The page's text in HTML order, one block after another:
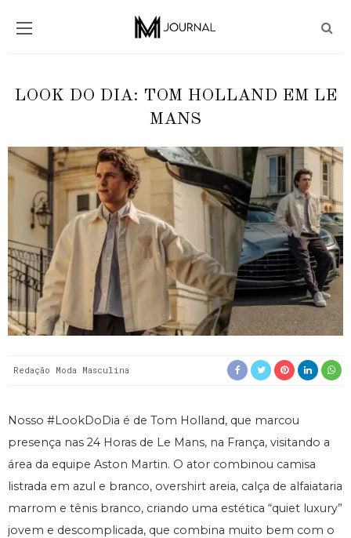
LOOK DO DIA: TOM HOLLAND EM LE
MANS
Redação Moda Masculina
Nosso #LookDoDia é de Tom Holland, que marcou
presença nas 24 Horas de Le Mans, na França, visitando a
área da equipe Aston Martin. O ator combinou camisa
listrada em azul e branco, overshirt areia, calça de alfaiataria
marrom e tênis branco, criando uma estética “quiet luxury”
jovem e descomplicada, que combina muito bem com o